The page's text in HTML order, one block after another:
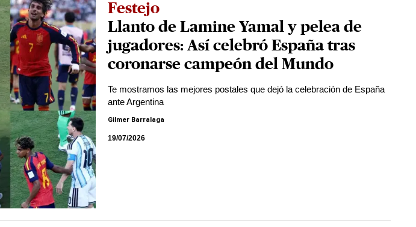
Festejo
Llanto de Lamine Yamal y pelea de
jugadores: Así celebró España tras
coronarse campeón del Mundo
Te mostramos las mejores postales que dejó la celebración de España
ante Argentina
Gilmer Barralaga
19/07/2026